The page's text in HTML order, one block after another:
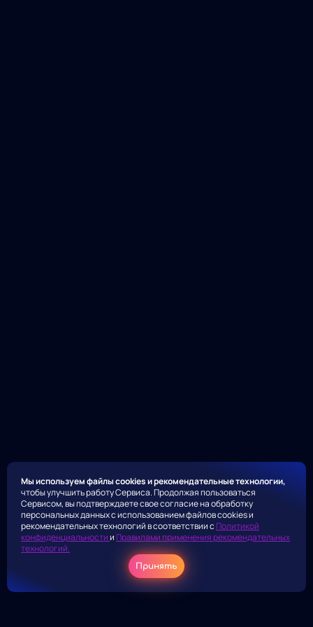
Мы используем файлы cookies и рекомендательные технологии,
чтобы улучшить работу Сервиса. Продолжая пользоваться
Сервисом, вы подтверждаете свое согласие на обработку
персональных данных с использованием файлов cookies и
рекомендательных технологий в соответствии с Политикой
конфиденциальностии Правилами применения рекомендательных
технологий.
Принять